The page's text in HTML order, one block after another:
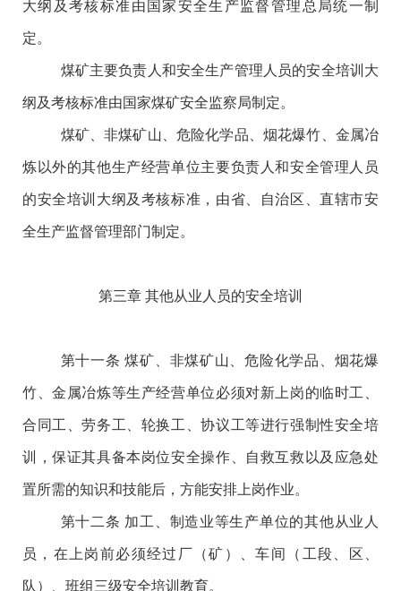
大纲及考核标准由国家安全生产监督管理总局统一制
定。
煤矿主要负责人和安全生产管理人员的安全培训大
纲及考核标准由国家煤矿安全监察局制定。
煤矿、非煤矿山、危险化学品、烟花爆竹、金属冶
炼以外的其他生产经营单位主要负责人和安全管理人员
的安全培训大纲及考核标准，由省、自治区、直辖市安
全生产监督管理部门制定。
第三章 其他从业人员的安全培训
第十一条 煤矿、非煤矿山、危险化学品、烟花爆
竹、金属冶炼等生产经营单位必须对新上岗的临时工、
合同工、劳务工、轮换工、协议工等进行强制性安全培
训，保证其具备本岗位安全操作、自救互救以及应急处
置所需的知识和技能后，方能安排上岗作业。
第十二条 加工、制造业等生产单位的其他从业人
员，在上岗前必须经过厂（矿）、车间（工段、区、
队）、班组三级安全培训教育。